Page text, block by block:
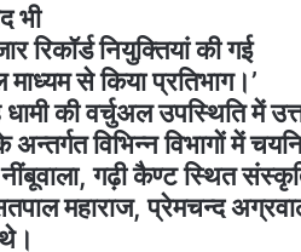
भी
रिकॉर्ड नियुक्तियां की गई
से किया प्रतिभाग।’
की वर्चुअल उपस्थिति में
अन्तर्गत विभिन्न विभागों में
गढ़ी कैण्ट स्थित
महाराज, प्रेमचन्द